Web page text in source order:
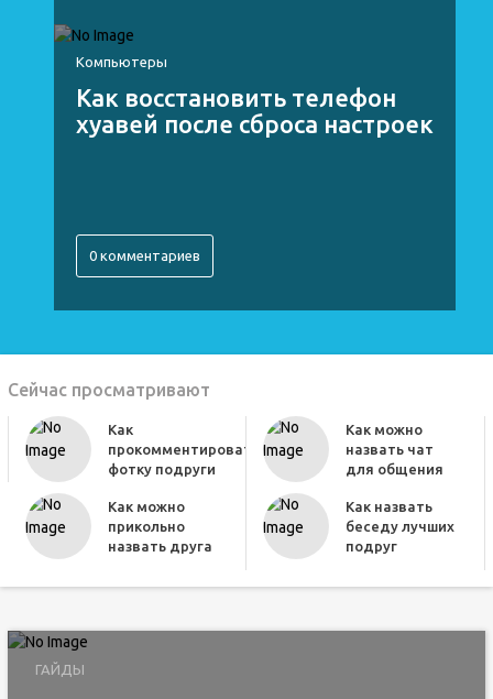
Компьютеры
Как восстановить телефон
хуавей после сброса настроек
0 комментариев
Сейчас просматривают
Как
прокомментировать
фотку подруги
Как можно
назвать чат
для общения
Как можно
прикольно
назвать друга
Как назвать
беседу лучших
подруг
ГАЙДЫ